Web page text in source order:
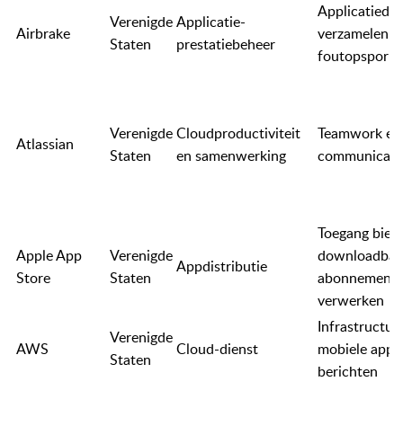
Airbrake
Verenigde
Staten
Applicatie-
prestatiebeheer
verzamelen;
Atlassian
Verenigde
Staten
Cloudproductiviteit
en samenwerking
Teamwork en
Apple App
Store
Verenigde
Staten
Appdistributie
Toegang
verwerken
AWS
Verenigde
Staten
Cloud-dienst
mobiele
berichten